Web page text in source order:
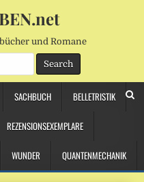
und Romane
SACHBUCH BELLETRISTIK
REZENSIONSEXEMPLARE
WUNDER QUANTENMECHANIK